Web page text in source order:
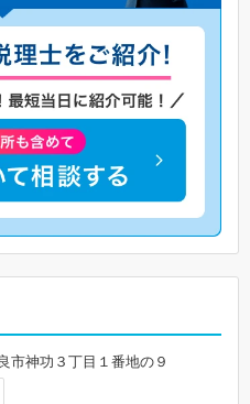
市神功３丁目１番地の９